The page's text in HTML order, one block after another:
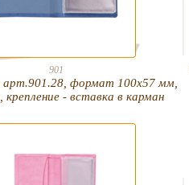
901
арт.901.28, формат 100х57 мм,
крепление - вставка в карман